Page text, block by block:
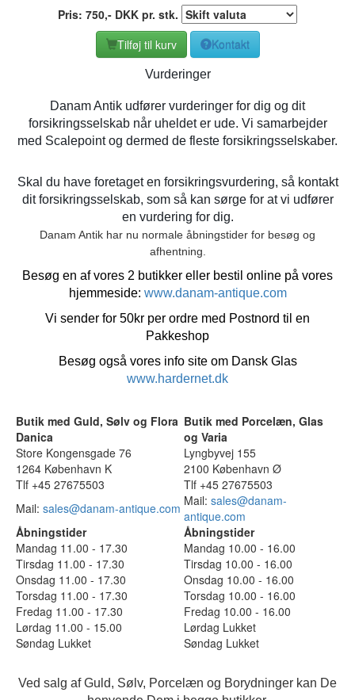
Pris: 750,- DKK pr. stk.
Tilføj til kurv
Kontakt
Vurderinger
Danam Antik udfører vurderinger for dig og dit
forsikringsselskab når uheldet er ude. Vi samarbejder
med Scalepoint og dermed de fleste forsikringsselskaber.
Skal du have foretaget en forsikringsvurdering, så kontakt
dit forsikringsselskab, som så kan sørge for at vi udfører
en vurdering for dig.
Danam Antik har nu normale åbningstider for besøg og
afhentning.
Besøg en af vores 2 butikker eller bestil online på vores
hjemmeside: www.danam-antique.com
Vi sender for 50kr per ordre med Postnord til en
Pakkeshop
Besøg også vores info site om Dansk Glas
www.hardernet.dk
Butik med Guld, Sølv og Flora
Danica
Butik med Porcelæn, Glas
og Varia
Store Kongensgade 76
Lyngbyvej 155
1264 København K
2100 København Ø
Tlf +45 27675503
Tlf +45 27675503
Mail: sales@danam-antique.com Mail: sales@danam-
antique.com
Åbningstider
Åbningstider
Mandag 11.00 - 17.30
Mandag 10.00 - 16.00
Tirsdag 11.00 - 17.30
Tirsdag 10.00 - 16.00
Onsdag 11.00 - 17.30
Onsdag 10.00 - 16.00
Torsdag 11.00 - 17.30
Torsdag 10.00 - 16.00
Fredag 11.00 - 17.30
Fredag 10.00 - 16.00
Lørdag 11.00 - 15.00
Lørdag Lukket
Søndag Lukket
Søndag Lukket
Ved salg af Guld, Sølv, Porcelæn og Borydninger kan De